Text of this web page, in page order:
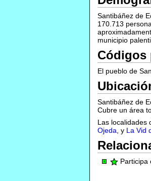
Santibáñez de
170.713
municipio
Códigos
El pueblo de
Santibáñez de
Cubre un área
Las localidades
Ojeda , y La Vid
Participa